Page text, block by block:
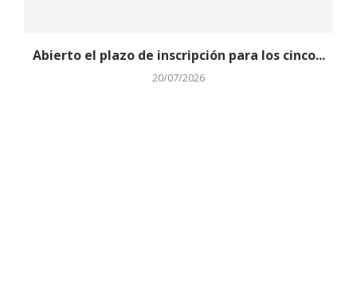
Abierto el plazo de inscripción para los cinco...
20/07/2026